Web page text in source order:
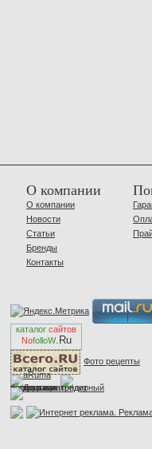
О компании
О компании
Новости
Статьи
Бренды
Контакты
каталог сайтов
NofolloW.Ru
Фото рецепты